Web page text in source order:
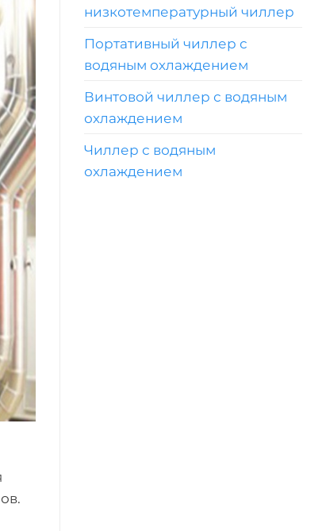
низкотемпературный чиллер
Портативный чиллер с
водяным охлаждением
Винтовой чиллер с водяным
охлаждением
Чиллер с водяным
охлаждением